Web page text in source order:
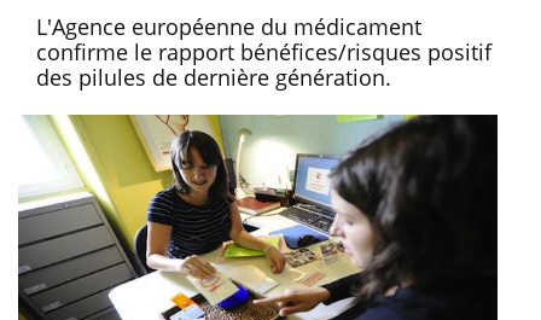
L'Agence européenne du médicament
confirme le rapport bénéfices/risques positif
des pilules de dernière génération.